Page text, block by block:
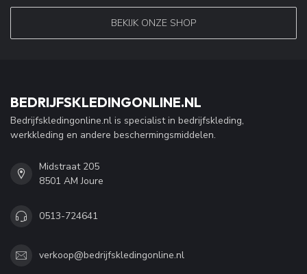
BEKIJK ONZE SHOP
BEDRIJFSKLEDINGONLINE.NL
Bedrijfskledingonline.nl is specialist in bedrijfskleding,
werkkleding en andere beschermingsmiddelen.
Midstraat 205
8501 AM Joure
0513-724641
verkoop@bedrijfskledingonline.nl